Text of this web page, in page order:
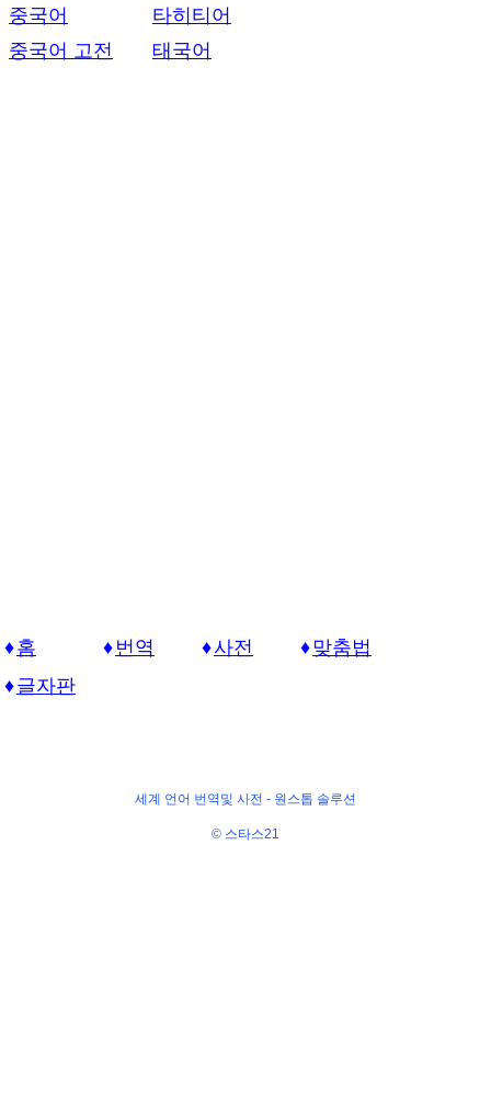
중국어
중국어 고전
타히티어
태국어
홈 번역 사전
맞춤법
글자판
세계 언어 번역및 사전 - 원스톱 솔루션
© 스타스21